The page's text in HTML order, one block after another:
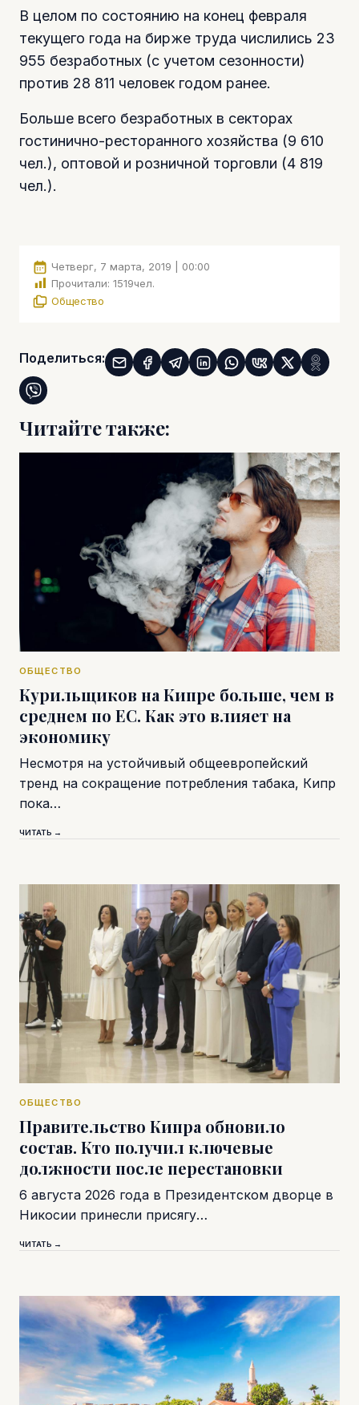
В целом по состоянию на конец февраля
текущего года на бирже труда числились 23
955 безработных (с учетом сезонности)
против 28 811 человек годом ранее.
Больше всего безработных в секторах
гостинично-ресторанного хозяйства (9 610
чел.), оптовой и розничной торговли (4 819
чел.).
Четверг, 7 марта, 2019 | 00:00
Прочитали: 1519чел.
Общество
Поделиться:
Читайте также:
ОБЩЕСТВО
Курильщиков на Кипре больше, чем в
среднем по ЕС. Как это влияет на
экономику
Несмотря на устойчивый общеевропейский
тренд на сокращение потребления табака, Кипр
пока…
ЧИТАТЬ →
ОБЩЕСТВО
Правительство Кипра обновило
состав. Кто получил ключевые
должности после перестановки
6 августа 2026 года в Президентском дворце в
Никосии принесли присягу…
ЧИТАТЬ →